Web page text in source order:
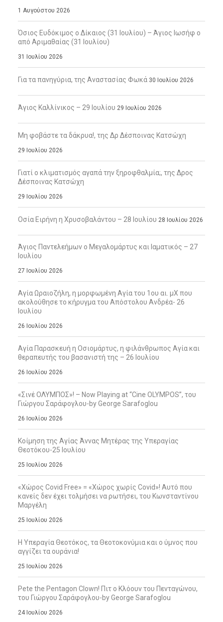
1 Αυγούστου 2026
Όσιος Ευδόκιμος ο Δίκαιος (31 Ιουλίου) – Άγιος Ιωσήφ ο
από Αριμαθαίας (31 Ιουλίου)
31 Ιουλίου 2026
Για τα πανηγύρια, της Αναστασίας Φωκά 30 Ιουλίου 2026
Άγιος Καλλίνικος – 29 Ιουλίου 29 Ιουλίου 2026
Μη φοβάστε τα δάκρυα!, της Δρ Δέσποινας Κατσώχη
29 Ιουλίου 2026
Γιατί ο κλιματισμός αγαπά την ξηροφθαλμία;, της Δρος
Δέσποινας Κατσώχη
29 Ιουλίου 2026
Οσία Ειρήνη η Χρυσοβαλάντου – 28 Ιουλίου 28 Ιουλίου 2026
Άγιος Παντελεήμων ο Μεγαλομάρτυς και Ιαματικός – 27
Ιουλίου
27 Ιουλίου 2026
Αγία Ωραιοζήλη, η μορφωμένη Αγία του 1ου αι. μΧ που
ακολούθησε το κήρυγμα του Απόστολου Ανδρέα- 26
Ιουλίου
26 Ιουλίου 2026
Αγία Παρασκευή η Οσιομάρτυς, η φιλάνθρωπος Αγία και
θεραπευτής του βασανιστή της – 26 Ιουλίου
26 Ιουλίου 2026
«Σινέ ΟΛΥΜΠΟΣ»! – Now Playing at “Cine OLYMPOS”, του
Γιώργου Σαράφογλου-by George Sarafoglou
26 Ιουλίου 2026
Κοίμηση της Αγίας Άννας Μητέρας της Υπεραγίας
Θεοτόκου-25 Ιουλίου
25 Ιουλίου 2026
«Χώρος Covid Free» = «Χώρος χωρίς Covid»! Αυτό που
κανείς δεν έχει τολμήσει να ρωτήσει, του Κωνσταντίνου
Μαργέλη
25 Ιουλίου 2026
Η Υπεραγία Θεοτόκος, τα Θεοτοκονύμια και ο ύμνος που
αγγίζει τα ουράνια!
25 Ιουλίου 2026
Pete the Pentagon Clown! Πιτ ο Κλόουν του Πενταγώνου,
του Γιώργου Σαράφογλου-by George Sarafoglou
24 Ιουλίου 2026